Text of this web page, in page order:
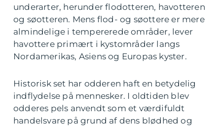
underarter, herunder flodotteren, havotteren
og søotteren. Mens flod- og søottere er mere
almindelige i tempererede områder, lever
havottere primært i kystområder langs
Nordamerikas, Asiens og Europas kyster.
Historisk set har odderen haft en betydelig
indflydelse på mennesker. I oldtiden blev
odderes pels anvendt som et værdifuldt
handelsvare på grund af dens blødhed og